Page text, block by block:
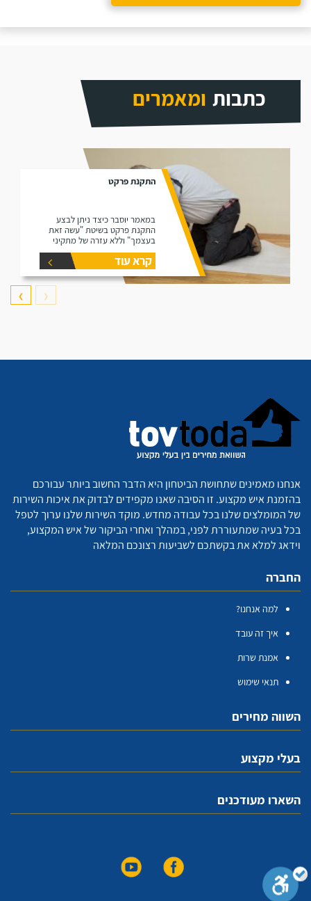
כתבות ומאמרים
התקנת פרקט
במאמר יוסבר כיצד ניתן לבצע
התקנת פרקט בשיטת "עשה זאת
בעצמך" וללא עזרה של מתקיני
פרקטים.
קרא עוד
❮
❯
אנחנו מאמינים שתחושת הביטחון היא הדבר החשוב ביותר עבורכם
בהזמנת איש מקצוע. זו הסיבה שאנו מקפידים לבדוק את איכות השירות
של המומלצים שלנו בכל עבודה מחדש. מוקד השירות שלנו ערוך לטפל
בכל בעיה שמתעוררת לפני, במהלך ואחרי הביקור של איש המקצוע,
וידאג למלא את בקשתכם לשביעות רצונכם המלאה
החברה
למה אנחנו?
איך זה עובד
אמנת שרות
תנאי שימוש
השווה מחירים
בעלי מקצוע
השארו מעודכנים